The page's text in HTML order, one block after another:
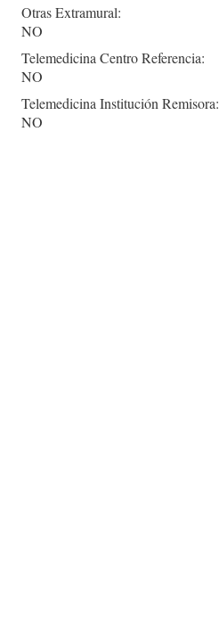
Otras Extramural:
NO
Telemedicina Centro Referencia:
NO
Telemedicina Institución Remisora:
NO